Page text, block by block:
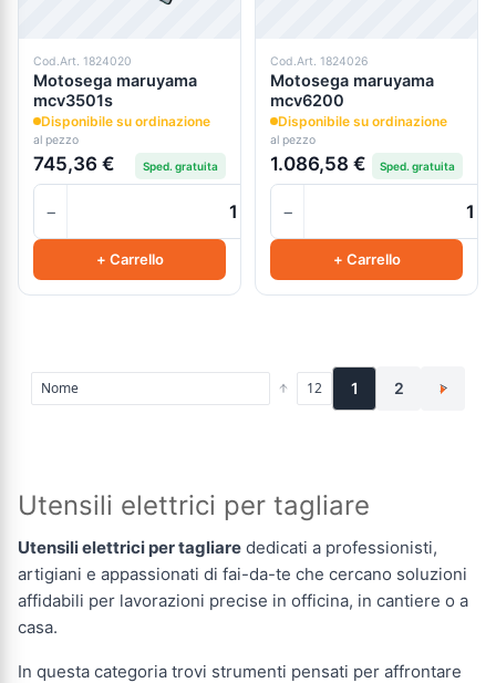
Cod.Art. 1824020
Motosega maruyama
mcv3501s
Disponibile su ordinazione
al pezzo
745,36 € Sped. gratuita
−
+ Carrello
Cod.Art. 1824026
Motosega maruyama
mcv6200
Disponibile su ordinazione
al pezzo
1.086,58 € Sped. gratuita
−
+ Carrello
1 2 >
Utensili elettrici per tagliare
Utensili elettrici per tagliare dedicati a professionisti,
artigiani e appassionati di fai-da-te che cercano soluzioni
affidabili per lavorazioni precise in officina, in cantiere o a
casa.
In questa categoria trovi strumenti pensati per affrontare